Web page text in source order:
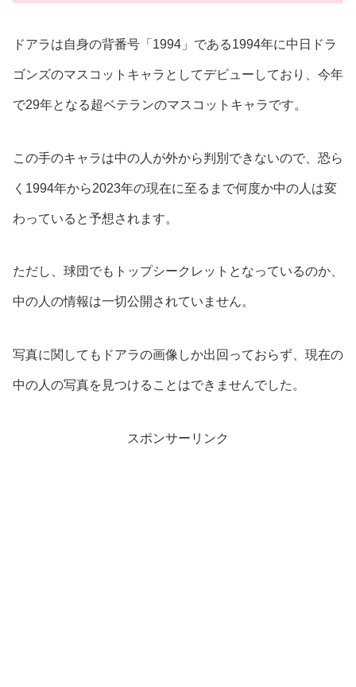
ドアラは自身の背番号「1994」である1994年に中日ドラ
ゴンズのマスコットキャラとしてデビューしており、今年
で29年となる超ベテランのマスコットキャラです。
この手のキャラは中の人が外から判別できないので、恐ら
く1994年から2023年の現在に至るまで何度か中の人は変
わっていると予想されます。
ただし、球団でもトップシークレットとなっているのか、
中の人の情報は一切公開されていません。
写真に関してもドアラの画像しか出回っておらず、現在の
中の人の写真を見つけることはできませんでした。
スポンサーリンク